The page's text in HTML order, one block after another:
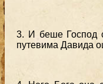
3. И беше Господ
путевима Давида